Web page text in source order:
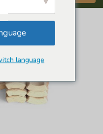
language